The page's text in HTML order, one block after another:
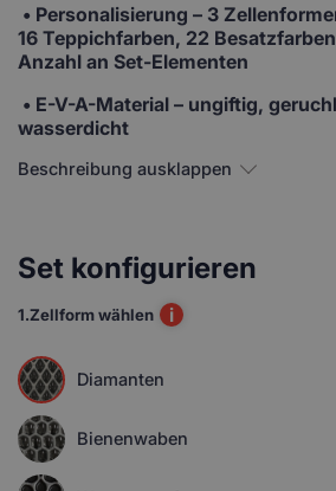
• Personalisierung – 3
16 Teppichfarben, 22
Anzahl an Set-Elementen
• E-V-A-Material – ungiftig,
wasserdicht
Beschreibung ausklappen
Set konfigurieren
1.Zellform wählen i
Diamanten
Bienenwaben